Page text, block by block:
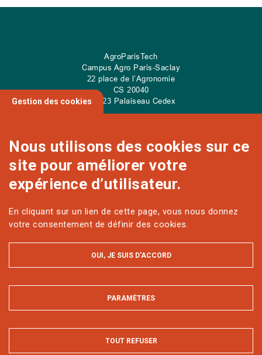
AgroParisTech
Campus Agro Paris-Saclay
22 place de l’Agronomie
CS 20040
91 123 Palaiseau Cedex
NOUS CONTACTER
Sur les réseaux
MENTIONS LÉGALES ET DONNÉES PERSONNELLES
PLAN DU SITE
Tous droits réservés AgroParisTech © 2022
Gestion des cookies
Nous utilisons des cookies sur ce
site pour améliorer votre
expérience d’utilisateur.
En cliquant sur un lien de cette page, vous nous donnez
votre consentement de définir des cookies.
OUI, JE SUIS D'ACCORD
MASQUER
PARAMÈTRES
TOUT REFUSER